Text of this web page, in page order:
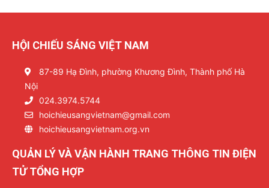
HỘI CHIẾU SÁNG VIỆT NAM
87-89 Hạ Đình, phường Khương Đình, Thành phố Hà
Nội
024.3974.5744
hoichieusangvietnam@gmail.com
hoichieusangvietnam.org.vn
QUẢN LÝ VÀ VẬN HÀNH TRANG THÔNG TIN ĐIỆN
TỬ TỔNG HỢP